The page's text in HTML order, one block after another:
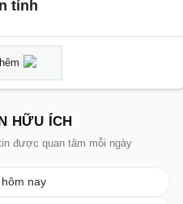
tính
HỮU ÍCH
được quan tâm mỗi ngày
nay